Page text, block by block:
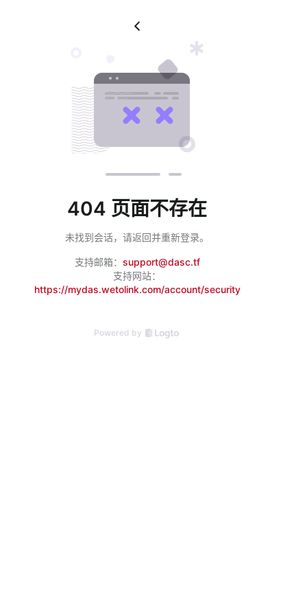
404 页面不存在
未找到会话，请返回并重新登录。
支持邮箱： support@dasc.tf
支持网站：
https://mydas.wetolink.com/account/security
Powered by